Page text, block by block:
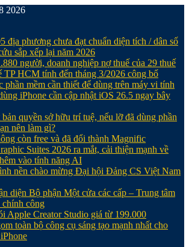
2026
địa phương chưa đạt chuẩn diện tích / dân số
sắp xếp lại năm 2026
người, doanh nghiệp nợ thuế của 29 thuế
TP HCM tính đến tháng 3/2026 công bố
phần mềm cần thiết để dùng trên máy vi tính
iPhone cần cập nhật iOS 26.5 ngay bây
quyền sở hữu trí tuệ, nếu lỡ đã dùng phần
nên làm gì?
còn free và đã đổi thành Magnific
Suites 2026 ra mắt, cải thiện mạnh về
vào tính năng AI
nền chào mừng Đại hội Đảng CS Việt Nam
diện Bộ phận Một cửa các cấp – Trung tâm
chính công
Apple Creator Studio giá từ 199.000
toàn bộ công cụ sáng tạo mạnh nhất cho